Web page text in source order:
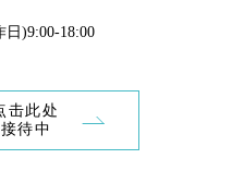
)9:00-18:00
击此处
待中